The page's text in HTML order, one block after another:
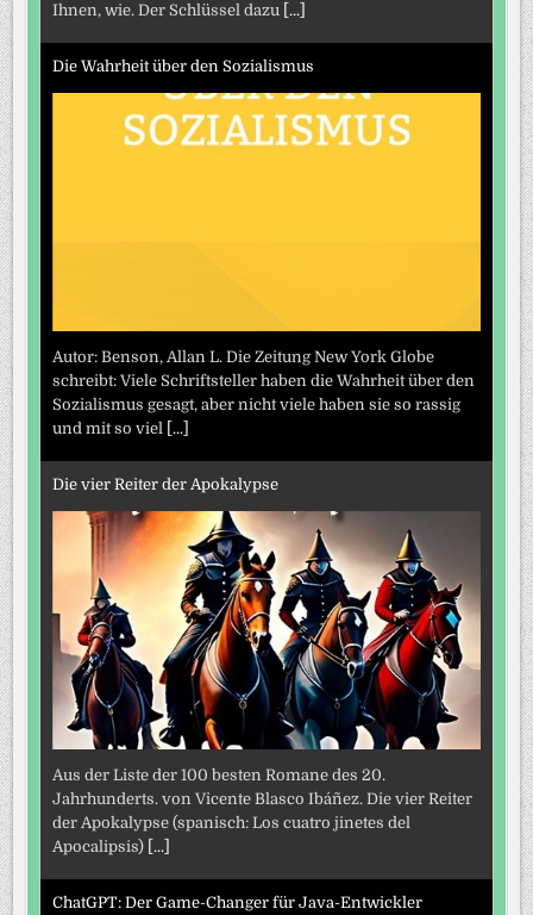
Ihnen, wie. Der Schlüssel dazu [...]
Die Wahrheit über den Sozialismus
Autor: Benson, Allan L. Die Zeitung New York Globe
schreibt: Viele Schriftsteller haben die Wahrheit über den
Sozialismus gesagt, aber nicht viele haben sie so rassig
und mit so viel [...]
Die vier Reiter der Apokalypse
Aus der Liste der 100 besten Romane des 20.
Jahrhunderts. von Vicente Blasco Ibáñez. Die vier Reiter
der Apokalypse (spanisch: Los cuatro jinetes del
Apocalipsis) [...]
ChatGPT: Der Game-Changer für Java-Entwickler